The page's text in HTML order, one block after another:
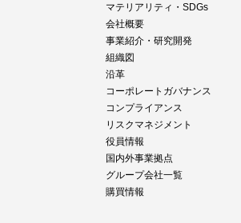
マテリアリティ・SDGs
会社概要
事業紹介・研究開発
組織図
沿革
コーポレートガバナンス
コンプライアンス
リスクマネジメント
役員情報
国内外事業拠点
グループ会社一覧
購買情報